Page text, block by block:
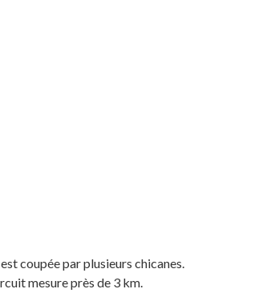
coupée par plusieurs chicanes.
mesure près de 3 km.